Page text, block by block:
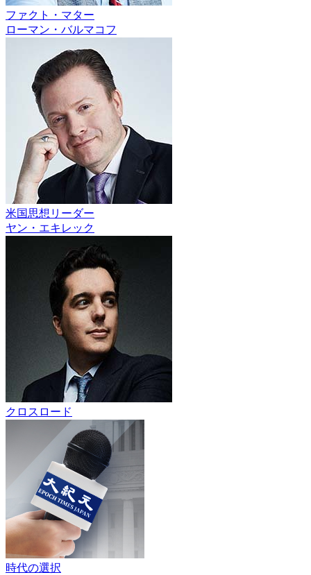
ファクト・マター
ローマン・バルマコフ
米国思想リーダー
ヤン・エキレック
クロスロード
時代の選択